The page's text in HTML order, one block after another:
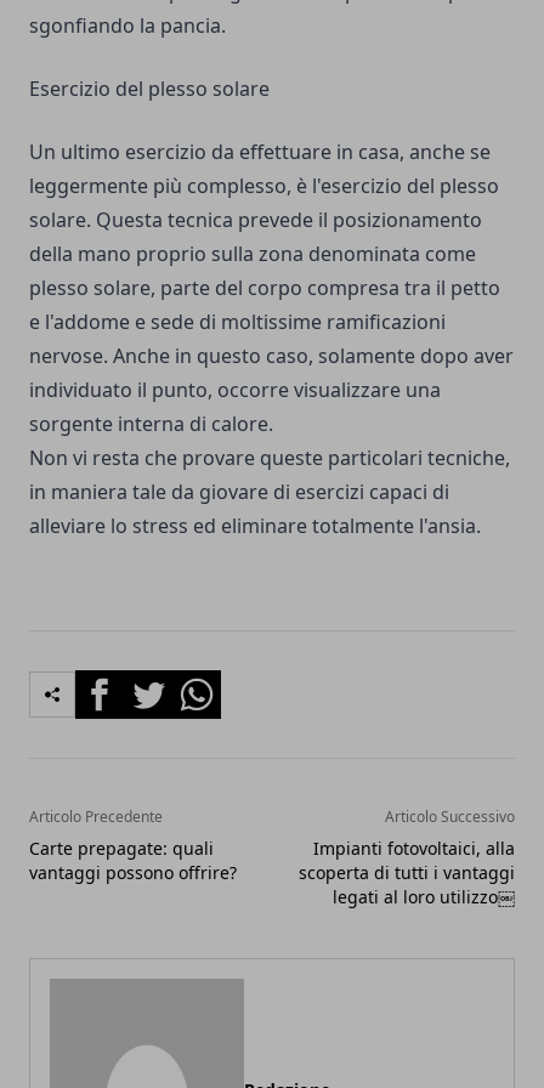
sgonfiando la pancia.
Esercizio del plesso solare
Un ultimo esercizio da effettuare in casa, anche se
leggermente più complesso, è l'esercizio del plesso
solare. Questa tecnica prevede il posizionamento
della mano proprio sulla zona denominata come
plesso solare, parte del corpo compresa tra il petto
e l'addome e sede di moltissime ramificazioni
nervose. Anche in questo caso, solamente dopo aver
individuato il punto, occorre visualizzare una
sorgente interna di calore.
Non vi resta che provare queste particolari tecniche,
in maniera tale da giovare di esercizi capaci di
alleviare lo stress ed eliminare totalmente l'ansia.
FacebookTwitterWhatsapp
Articolo Precedente
Carte prepagate: quali
vantaggi possono offrire?
Articolo Successivo
Impianti fotovoltaici, alla
scoperta di tutti i vantaggi
legati al loro utilizzo￼